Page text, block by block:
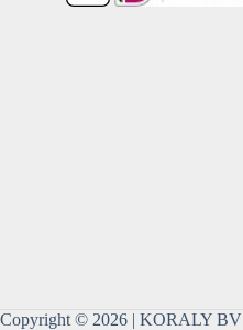
Copyright © 2026 | KORALY BV